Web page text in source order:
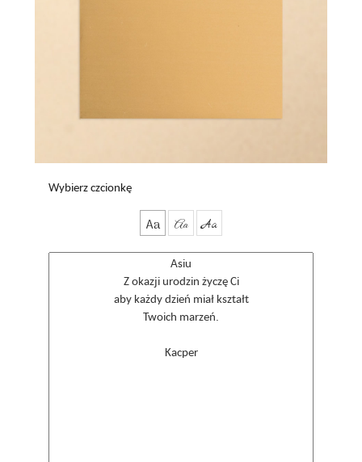
Wybierz czcionkę
Aa Aa Aa